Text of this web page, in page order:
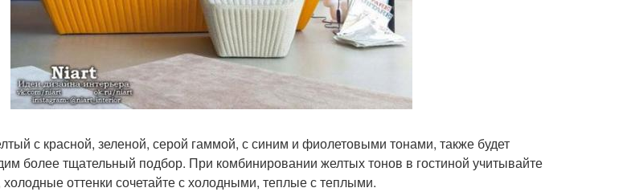
с красной, зеленой, серой гаммой, с синим и фиолетовыми тонами, также будет
более тщательный подбор. При комбинировании желтых тонов в гостиной учитывайте
оттенки сочетайте с холодными, теплые с теплыми.